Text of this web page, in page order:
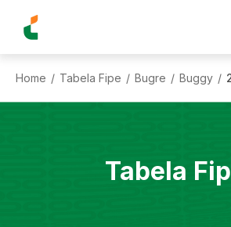
Home / Tabela Fipe / Bugre / Buggy /
Tabela